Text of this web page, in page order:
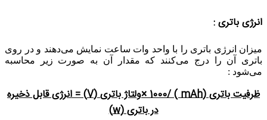
انرژی باتری :
میزان انرژی باتری را با واحد وات ساعت نمایش می‌دهند و در روی
باتری آن را درج می‌کنند که مقدار آن به صورت زیر محاسبه
می‌شود :
ظرفیت باتری (mAh ) /1000
×ولتاژ باتری(V)
= انرژی قابل ذخیره
در باتری(w)